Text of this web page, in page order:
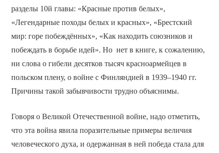
разделы 10­й главы: «Красные против белых»,
«Легендарные походы белых и красных», «Брестский
мир: горе побеждённых», «Как находить союзников и
побеждать в борьбе идей». Но нет в книге, к сожалению,
ни слова о гибели десятков тысяч красноармейцев в
польском плену, о войне с Финляндией в 1939–1940 гг.
Причины такой забывчивости трудно объяснимы.
Говоря о Великой Отечественной войне, надо отметить,
что эта война явила поразительные примеры величия
человеческого духа, и одержанная в ней победа стала для